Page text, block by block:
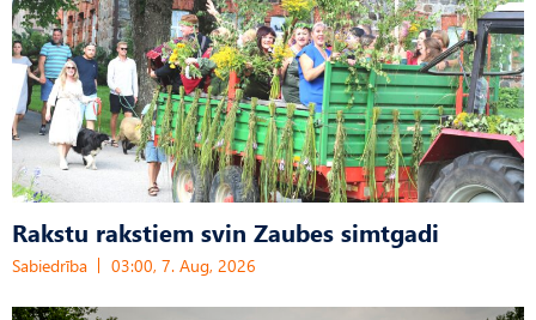
Rakstu rakstiem svin Zaubes simtgadi
Sabiedrība 03:00, 7. Aug, 2026